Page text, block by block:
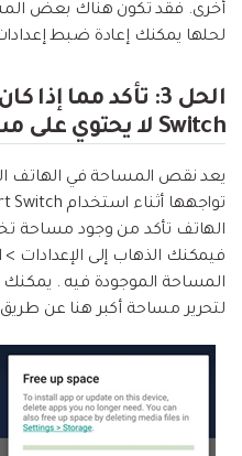
أخرى. فقد تكون هناك بعض
لحلها يمكنك إعادة ضبط
Switch لا يحتوي على مساحة كافية
يعد نقص المساحة في الهاتف
فيمكنك الذهاب إلى الإعدادات >
المساحة الموجودة فيه .
لتحرير مساحة أكبر هنا عن